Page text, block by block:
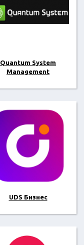
Quantum System
Management
UDS Бизнес